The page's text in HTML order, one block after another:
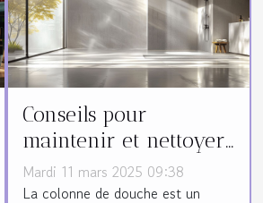
Conseils pour
maintenir et nettoyer
efficacement votre
colonne de douche
Mardi 11 mars 2025 09:38
La colonne de douche est un